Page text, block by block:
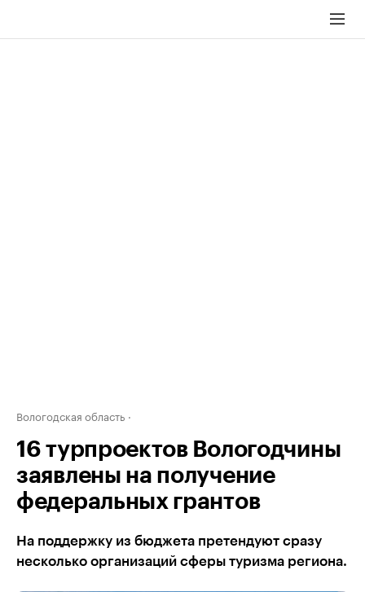
Вологодская область
16 турпроектов Вологодчины
заявлены на получение
федеральных грантов
На поддержку из бюджета претендуют сразу
несколько организаций сферы туризма региона.